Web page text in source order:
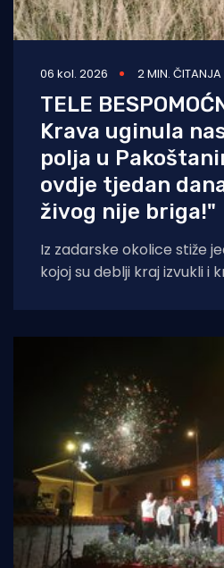
06 kol. 2026 2 MIN. ČITANJA
TELE
Krava uginula
polja u
ovdje tjedan
živog nije briga!"
Iz zadarske okolice stiže
kojoj su deblji kraj izvukli i